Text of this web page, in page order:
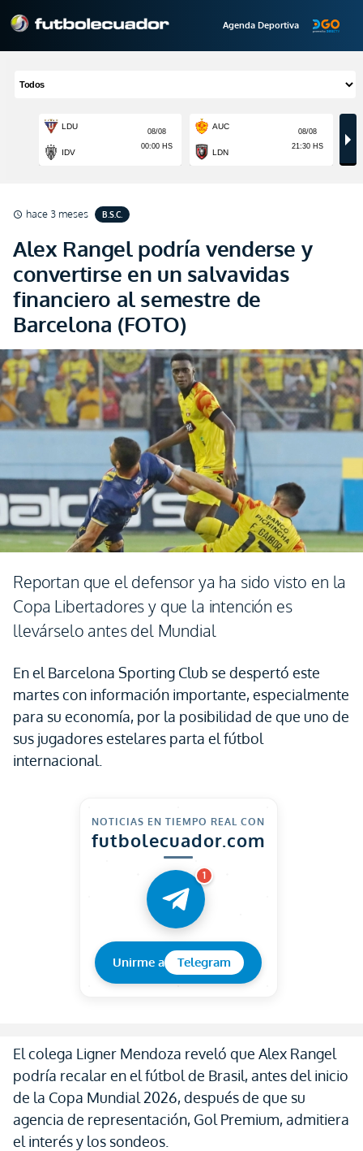
Agenda Deportiva
schedule hace 3 meses B.S.C.
Alex Rangel podría venderse y
convertirse en un salvavidas
financiero al semestre de
Barcelona (FOTO)
Reportan que el defensor ya ha sido visto en la
Copa Libertadores y que la intención es
llevárselo antes del Mundial
En el Barcelona Sporting Club se despertó este
martes con información importante, especialmente
para su economía, por la posibilidad de que uno de
sus jugadores estelares parta el fútbol
internacional.
NOTICIAS EN TIEMPO REAL CON
futbolecuador.com
1
Unirme a Telegram
El colega Ligner Mendoza reveló que Alex Rangel
podría recalar en el fútbol de Brasil, antes del inicio
de la Copa Mundial 2026, después de que su
agencia de representación, Gol Premium, admitiera
el interés y los sondeos.